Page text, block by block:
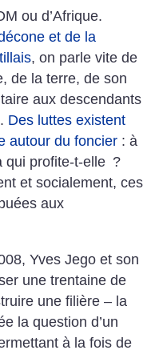
ou d’Afrique.
et de la
, on parle vite de
de la terre, de son
aux descendants
Des luttes existent
autour du foncier : à
qui profite-t-elle ?
et socialement, ces
aux
Yves Jego et son
une trentaine de
une filière – la
la question d’un
à la fois de